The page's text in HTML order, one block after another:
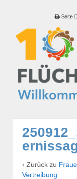
Seite
‹ Zurück zu
Vertreibung